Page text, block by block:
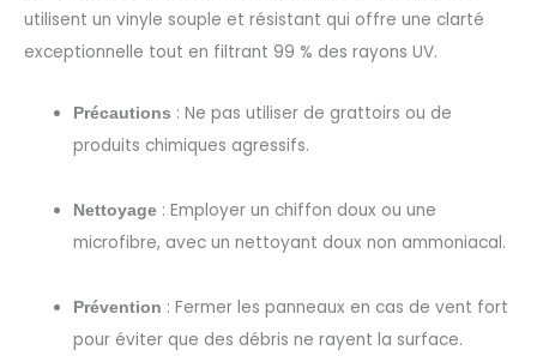
utilisent un vinyle souple et résistant qui offre une clarté
exceptionnelle tout en filtrant 99 % des rayons UV.
Précautions : Ne pas utiliser de grattoirs ou de
produits chimiques agressifs.
Nettoyage : Employer un chiffon doux ou une
microfibre, avec un nettoyant doux non ammoniacal.
Prévention : Fermer les panneaux en cas de vent fort
pour éviter que des débris ne rayent la surface.